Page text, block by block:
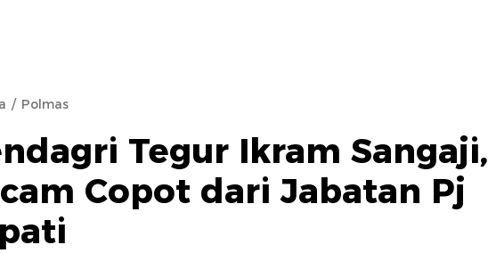
Polmas
Tegur Ikram Sangaji,
Copot dari Jabatan Pj